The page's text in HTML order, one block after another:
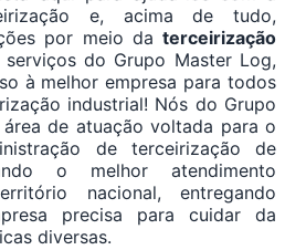
e, acima de tudo,
por meio da terceirização
do Grupo Master Log,
à melhor empresa para todos
industrial! Nós do Grupo
de atuação voltada para o
de terceirização de
o melhor atendimento
nacional, entregando
precisa para cuidar da
diversas.